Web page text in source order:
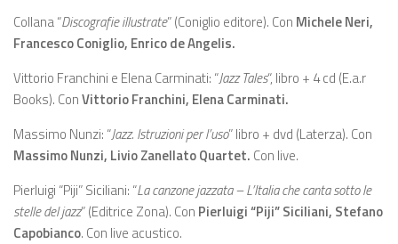
Collana “Discografie illustrate” (Coniglio editore). Con Michele Neri,
Francesco Coniglio, Enrico de Angelis.
Vittorio Franchini e Elena Carminati: “Jazz Tales“, libro + 4 cd (E.a.r
Books). ConVittorio Franchini, Elena Carminati.
Massimo Nunzi: “Jazz. Istruzioni per l’uso” libro + dvd (Laterza). Con
Massimo Nunzi, Livio Zanellato Quartet. Con live.
Pierluigi “Piji” Siciliani: “La canzone jazzata – L’Italia che canta sotto le
stelle del jazz” (Editrice Zona). Con Pierluigi “Piji” Siciliani, Stefano
Capobianco. Con live acustico.